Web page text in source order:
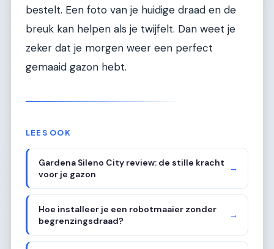
bestelt. Een foto van je huidige draad en de
breuk kan helpen als je twijfelt. Dan weet je
zeker dat je morgen weer een perfect
gemaaid gazon hebt.
LEES OOK
Gardena Sileno City review: de stille kracht
voor je gazon
→
Hoe installeer je een robotmaaier zonder
begrenzingsdraad?
→